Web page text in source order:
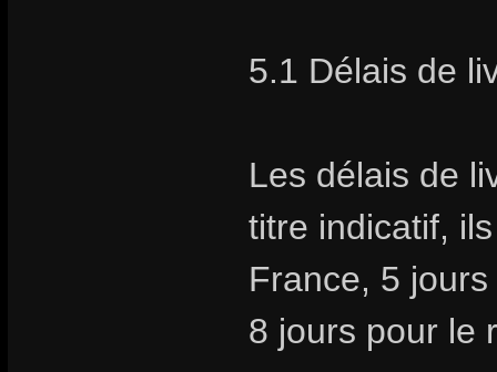
5.1 Délais de
Les délais de
titre indicatif,
France, 5
8 jours pour le